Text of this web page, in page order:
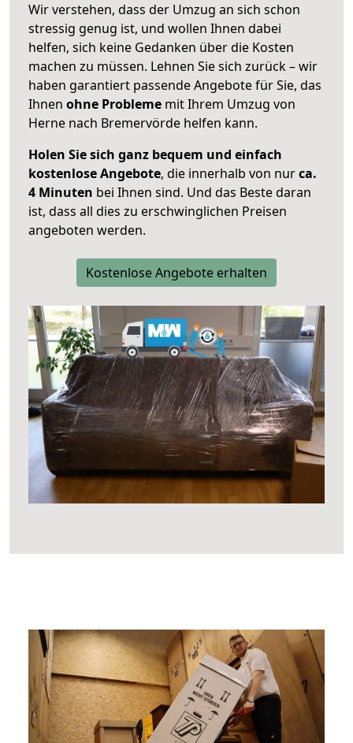
Wir verstehen, dass der Umzug an sich schon
stressig genug ist, und wollen Ihnen dabei
helfen, sich keine Gedanken über die Kosten
machen zu müssen. Lehnen Sie sich zurück – wir
haben garantiert passende Angebote für Sie, das
Ihnen ohne Probleme mit Ihrem Umzug von
Herne nach Bremervörde helfen kann.
Holen Sie sich ganz bequem und einfach
kostenlose Angebote, die innerhalb von nurca.
4 Minuten bei Ihnen sind. Und das Beste daran
ist, dass all dies zu erschwinglichen Preisen
angeboten werden.
Kostenlose Angebote erhalten